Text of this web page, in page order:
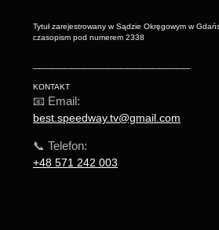
Tytuł zarejestrowany w Sądzie Okręgowym w
czasopism pod numerem 2338
KONTAKT
📧 Email:
best.speedway.tv@gmail.com
📞 Telefon:
+48 571 242 003